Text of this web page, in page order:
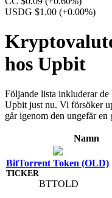
USDG $1.00 (+0.00%)
hos Upbit
Följande lista inkluderar
Upbit just nu. Vi försöker
går igenom den ungefär en
Namn
BitTorrent Token (OLD)
BTTOLD